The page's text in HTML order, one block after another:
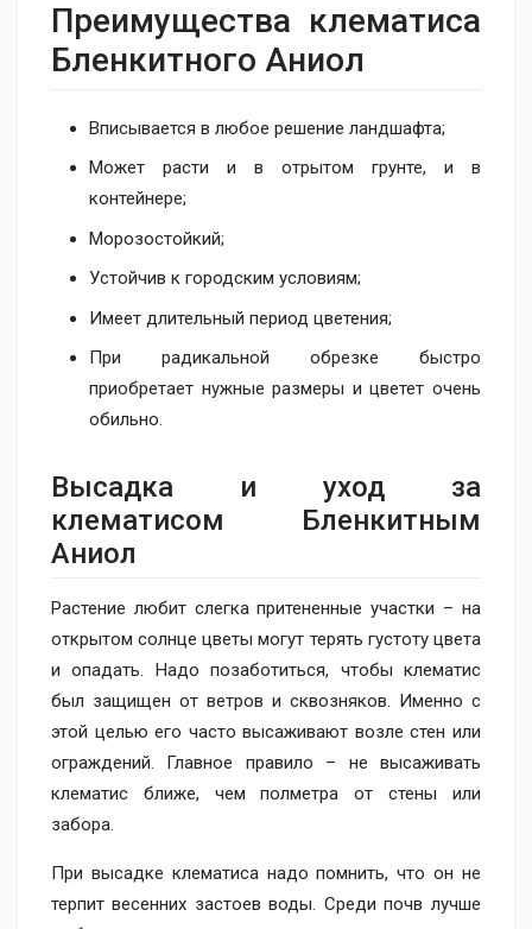
Преимущества клематиса
Бленкитного Аниол
Вписывается в любое решение ландшафта;
Может расти и в отрытом грунте, и в
контейнере;
Морозостойкий;
Устойчив к городским условиям;
Имеет длительный период цветения;
При радикальной обрезке быстро
приобретает нужные размеры и цветет очень
обильно.
Высадка и уход за
клематисом Бленкитным
Аниол
Растение любит слегка притененные участки – на
открытом солнце цветы могут терять густоту цвета
и опадать. Надо позаботиться, чтобы клематис
был защищен от ветров и сквозняков. Именно с
этой целью его часто высаживают возле стен или
ограждений. Главное правило – не высаживать
клематис ближе, чем полметра от стены или
забора.
При высадке клематиса надо помнить, что он не
терпит весенних застоев воды. Среди почв лучше